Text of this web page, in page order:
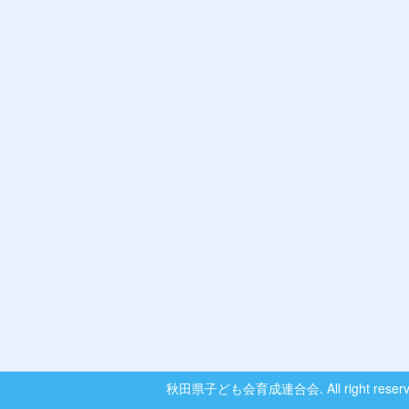
秋田県子ども会育成連合会. All right